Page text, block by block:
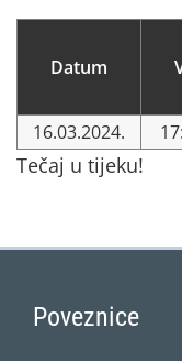
Datum
16.03.2024.
Tečaj u tijeku!
Poveznice